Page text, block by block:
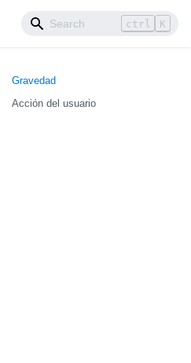
ctrl K
Gravedad
Acción del usuario